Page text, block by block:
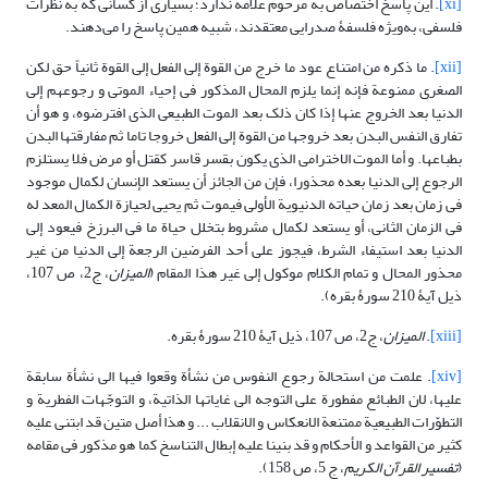
فلسفی، به‌ویژه فلسفۀ صدرایی معتقدند، شبیه همین پاسخ را می‌دهند.
[xii]
. ما ذکره من امتناع عود ما خرج من القوة إلى الفعل إلى القوة ثانیاً حق لکن
الصغرى ممنوعة فإنه إنما یلزم المحال المذکور فی إحیاء الموتى و رجوعهم إلى
الدنیا بعد الخروج عنها إذا کان ذلک بعد الموت الطبیعی الذی افترضوه، و هو أن
تفارق النفس البدن بعد خروجها من القوة إلى الفعل خروجا تاما ثم مفارقتها البدن
بطباعها. و أما الموت الاخترامی الذی یکون بقسر قاسر کقتل أو مرض فلا یستلزم
الرجوع إلى الدنیا بعده محذورا، فإن من الجائز أن یستعد الإنسان لکمال موجود
فی زمان بعد زمان حیاته الدنیویة الأولى فیموت ثم یحیى لحیازة الکمال المعد له
فی الزمان الثانی، أو یستعد لکمال مشروط بتخلل حیاة ما فی البرزخ فیعود إلى
الدنیا بعد استیفاء الشرط، فیجوز على أحد الفرضین الرجعة إلى الدنیا من غیر
محذور المحال و تمام الکلام موکول إلى غیر هذا المقام (المیزان ، ج2، ص 107،
ذیل آیۀ 210 سورۀ بقره).
[xiii]
.المیزان، ج2، ص 107، ذیل آیۀ 210 سورۀ بقره.
[xiv]
. علمت من استحالة رجوع النفوس من نشأة وقعوا فیها الى نشأة سابقة
علیها، لان الطبائع مفطورة على التوجه الى غایاتها الذاتیة، و التوجّهات الفطریة و
التطوّرات الطبیعیة ممتنعة الانعکاس و الانقلاب ... و هذا أصل متین قد ابتنى علیه
کثیر من القواعد و الأحکام و قد بنینا علیه إبطال التناسخ کما هو مذکور فی مقامه
(تفسیر القرآن الکریم، ج 5، ص 158).